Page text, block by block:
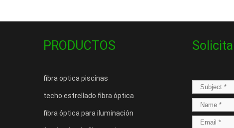
PRODUCTOS
fibra optica piscinas
techo estrellado fibra óptica
fibra óptica para iluminación